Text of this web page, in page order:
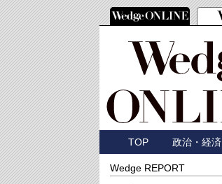
TOP 政治・経済
Wedge REPORT